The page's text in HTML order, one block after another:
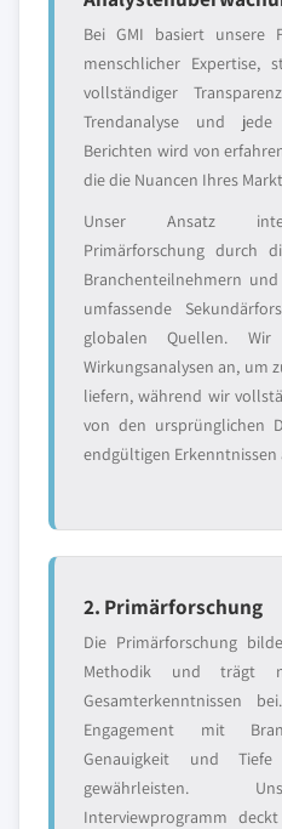
Bei GMI basiert unsere
menschlicher Expertise,
vollständiger
Trendanalyse und
Berichten wird von
die die Nuancen Ihres
Unser Ansatz
Primärforschung durch
Branchenteilnehmern
umfassende
globalen Quellen. Wir
Wirkungsanalysen an, um
liefern, während wir
von den ursprünglichen
endgültigen
2. Primärforschung
Die Primärforschung
Methodik und trägt
Gesamterkenntnissen
Engagement mit
Genauigkeit und
gewährleisten.
Interviewprogramm